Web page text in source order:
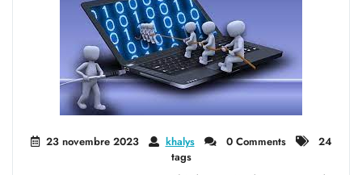
l’Audit
et
de
la
Conformité
dans
le
Domaine
Informatique"
23 novembre 2023 khalys 0 Comments
24
tags